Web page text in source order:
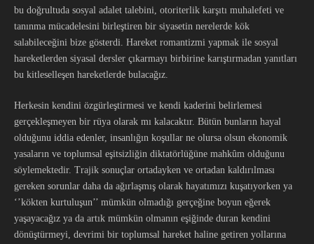
bu doğrultuda sosyal adalet talebini, otoriterlik karşıtı muhalefeti ve
tanınma mücadelesini birleştiren bir siyasetin nerelerde kök
salabileceğini bize gösterdi. Hareket romantizmi yapmak ile sosyal
hareketlerden siyasal dersler çıkarmayı birbirine karıştırmadan yanıtları
bu kitleselleşen hareketlerde bulacağız.
Herkesin kendini özgürleştirmesi ve kendi kaderini belirlemesi
gerçekleşmeyen bir rüya olarak mı kalacaktır. Bütün bunların hayal
olduğunu iddia edenler, insanlığın koşullar ne olursa olsun ekonomik
yasaların ve toplumsal eşitsizliğin diktatörlüğüne mahkûm olduğunu
söylemektedir. Trajik sonuçlar ortadayken ve ortadan kaldırılması
gereken sorunlar daha da ağırlaşmış olarak hayatımızı kuşatıyorken ya
‘’kökten kurtuluşun’’ mümkün olmadığı gerçeğine boyun eğerek
yaşayacağız ya da artık mümkün olmanın eşiğinde duran kendini
dönüştürmeyi, devrimi bir toplumsal hareket haline getiren yollarına